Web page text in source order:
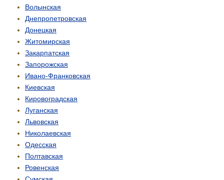
Волынская
Днепропетровская
Донецкая
Житомирская
Закарпатская
Запорожская
Ивано-Франковская
Киевская
Кировоградская
Луганская
Львовская
Николаевская
Одесская
Полтавская
Ровенская